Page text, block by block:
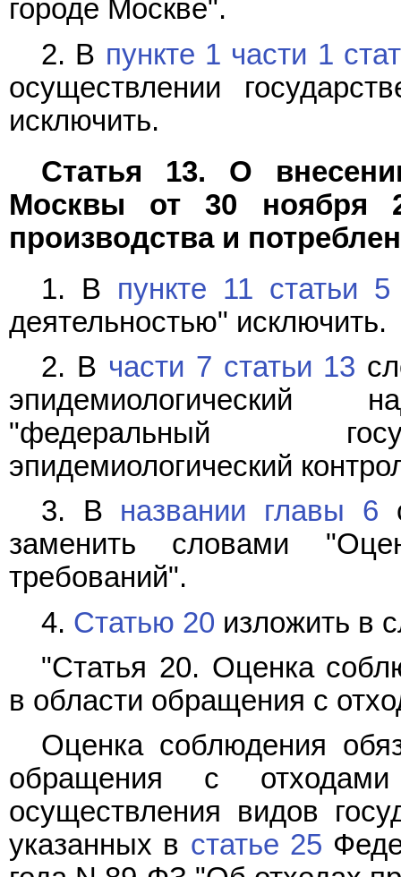
городе Москве".
2. В пункте 1 части 1
осуществлении
исключить.
Статья 13. О
Москвы от 30 ноября
производства и
1. В пункте 11 статьи 5
деятельностью" исключить.
2. В части 7 статьи 13
эпидемиологический
"федеральный
эпидемиологический
3. В названии главы 6
заменить словами
требований".
4. Статью 20 изложить в
"Статья 20. Оценка
в области обращения с
Оценка соблюдения
обращения с отходами
осуществления видов
указанных в статье 25